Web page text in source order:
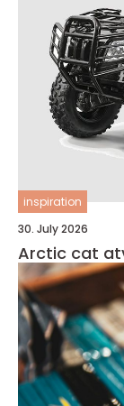
inspiration
30. July 2026
Arctic cat